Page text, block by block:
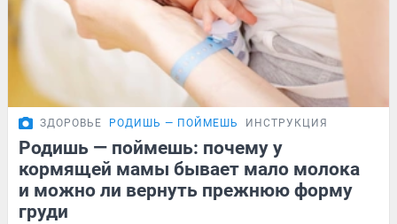
ЗДОРОВЬЕ РОДИШЬ — ПОЙМЕШЬ ИНСТРУКЦИЯ
Родишь — поймешь: почему у
кормящей мамы бывает мало молока
и можно ли вернуть прежнюю форму
груди